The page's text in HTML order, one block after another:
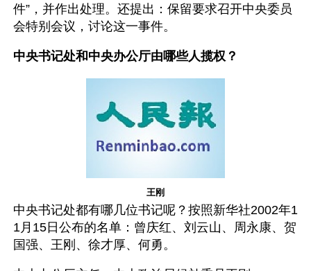
件”，并作出处理。还提出：保留要求召开中央委员
会特别会议，讨论这一事件。
中央书记处和中央办公厅由哪些人揽权？
王刚
中央书记处都有哪几位书记呢？按照新华社2002年1
1月15日公布的名单：曾庆红、刘云山、周永康、贺
国强、王刚、徐才厚、何勇。